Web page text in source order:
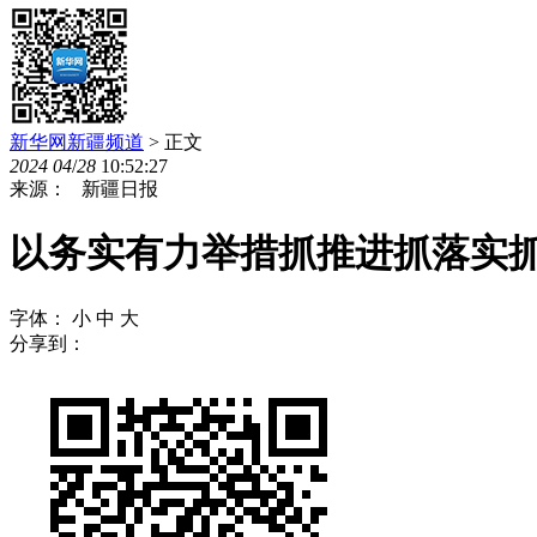
新华网新疆频道 > 正文
2024 04/28 10:52:27
来源： 新疆日报
以务实有力举措抓推进抓落实
字体： 小 中 大
分享到：